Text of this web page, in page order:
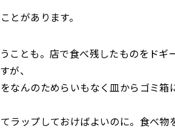
とがあります。
ことも。店で食べ残したものをドギ
が、
なんのためらいもなく皿からゴミ箱
ラップしておけばよいのに。食べ物